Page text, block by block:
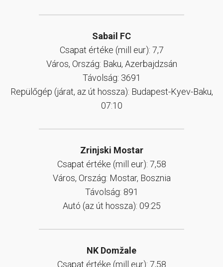
Sabail FC
Csapat értéke (mill eur): 7,7
Város, Ország: Baku, Azerbajdzsán
Távolság: 3691
Repülőgép (járat, az út hossza): Budapest-Kyev-Baku,
07:10
Zrinjski Mostar
Csapat értéke (mill eur): 7,58
Város, Ország: Mostar, Bosznia
Távolság: 891
Autó (az út hossza): 09:25
NK Domžale
Csapat értéke (mill eur): 7,58